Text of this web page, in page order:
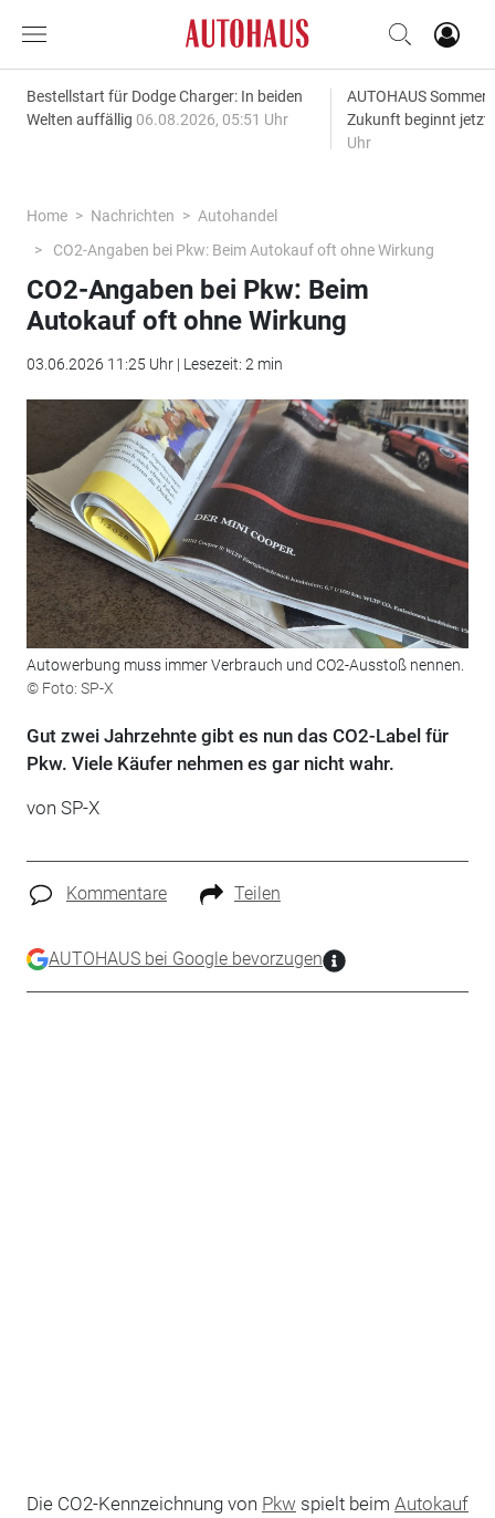
Bestellstart für Dodge Charger: In beiden
Welten auffällig 06.08.2026, 05:51 Uhr
AUTOHAUS
Zukunft beginnt jetzt
Uhr
Home Nachrichten
Autohandel
CO2-Angaben bei Pkw: Beim Autokauf oft ohne Wirkung
CO2-Angaben bei Pkw: Beim
Autokauf oft ohne Wirkung
03.06.2026 11:25 Uhr | Lesezeit: 2 min
Autowerbung muss immer Verbrauch und CO2-Ausstoß nennen.
© Foto: SP-X
Gut zwei Jahrzehnte gibt es nun das CO2-Label für
Pkw. Viele Käufer nehmen es gar nicht wahr.
von SP-X
Kommentare Teilen
AUTOHAUS bei Google bevorzugen
Die CO2-Kennzeichnung von Pkw spielt beim Autokauf